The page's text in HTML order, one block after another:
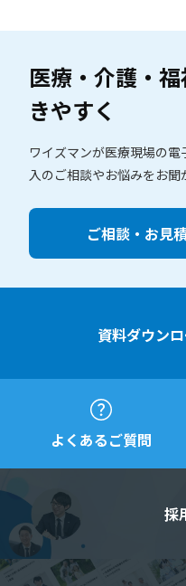
医療・介護・
きやすく
ワイズマンが医療現場の電
入のご相談やお悩みをお聞
ご相談・お見
資料ダウン
よくあるご質問
採